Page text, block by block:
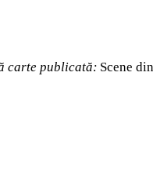
carte publicată: Scene